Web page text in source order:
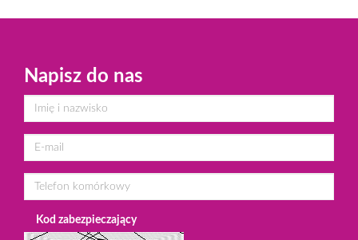
Napisz do nas
Kod zabezpieczający